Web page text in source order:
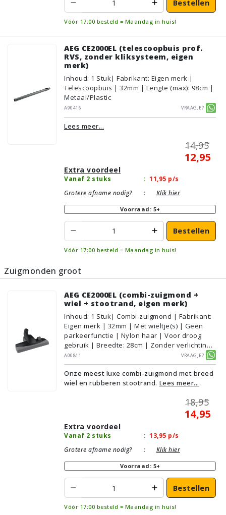
Bestellen
Vóór 17:00 besteld = Maandag in huis!
AEG CE2000EL (telescoopbuis prof.
RVS, zonder kliksysteem, eigen
merk)
Inhoud: 1 Stuk| Fabrikant: Eigen merk |
Telescoopbuis | 32mm | Lengte (max): 98cm |
Metaal/Plastic
A90416
Vraagje?
Lees meer...
14,95
12,95
Extra voordeel
Vanaf 2 stuks : 11,95 p/s
Grotere afname nodig?
: Klik hier
Voorraad: 5+
Bestellen
Vóór 17:00 besteld = Maandag in huis!
Zuigmonden groot
AEG CE2000EL (combi-zuigmond +
wiel + stootrand, eigen merk)
Inhoud: 1 Stuk| Combi-zuigmond | Fabrikant:
Eigen merk | 32mm | Met wieltje(s) | Geen
parkeerfunctie | Nylon haar | Voor droog
gebruik | Breedte: 28cm | Zonder verlichting |
Zonder kliksysteem | Kleur: Grijs, Zwart |
Alternatief | Geschikt voor vloertype:
Plavuizen/Tegels, Parket/Laminaat,
PVC/Vinyl, Tapijt/Vloerbedekking
A00811 Vraagje?
Onze meest luxe combi-zuigmond met breed
wiel en rubberen stootrand. Lees meer...
18,95
14,95
Extra voordeel
Vanaf 2 stuks : 13,95 p/s
Grotere afname nodig?
: Klik hier
Voorraad: 5+
Bestellen
Vóór 17:00 besteld = Maandag in huis!